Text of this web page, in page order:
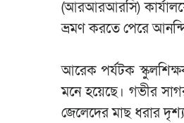
(আরআরআরসি)
ভ্রমণ করতে পেরে
আরেক পর্যটক
মনে হয়েছে। গভীর
জেলেদের মাছ ধরার